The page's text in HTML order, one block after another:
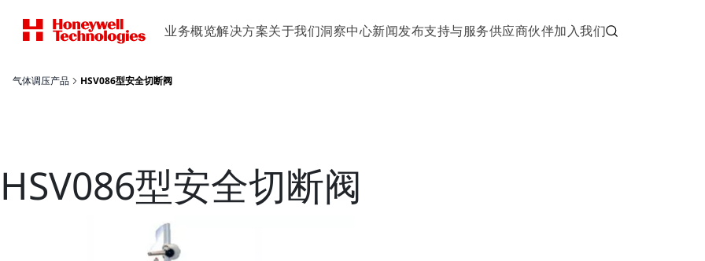
业务概览解决方案关于我们洞察中心新闻发布支持与服务供应商伙伴加入我们
气体调压产品 HSV086型安全切断阀
HSV086型安全切断阀